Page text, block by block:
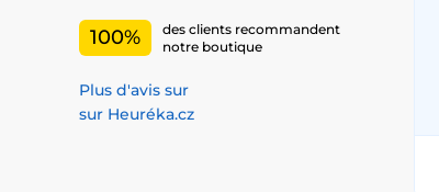
100%
des clients recommandent
notre boutique
Plus d'avis sur
sur Heuréka.cz